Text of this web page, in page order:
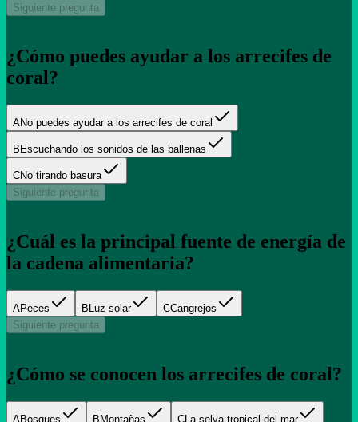
Siguiente pregunta
¿Cómo puedes ayudar a los arrecifes de
coral?
ANo puedes ayudar a los arrecifes de coral
B Escuchando los sonidos de las ballenas
CNo tirando basura
Siguiente pregunta
¿Cuál es la principal fuente de energía de
la cadena alimentaria?
APeces B Luz solar CCangrejos
Siguiente pregunta
¿Cómo se conocen los arrecifes de coral?
ABosques B Montañas C La selva tropical del mar